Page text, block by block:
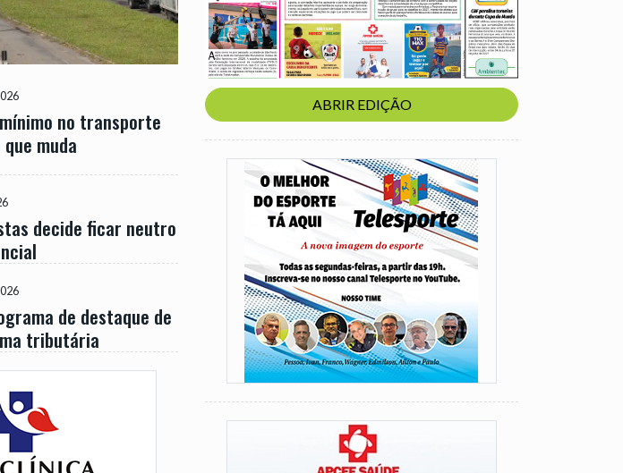
no transporte
muda
decide ficar neutro
de destaque de
tributária
ABRIR EDIÇÃO